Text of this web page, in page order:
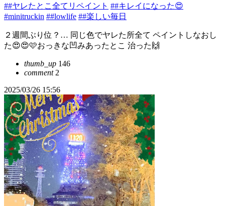
##ヤレたとこ全てリペイント ##キレイになった😍
#minitruckin ##lowlife ##楽しい毎日
２週間ぶり位？… 同じ色でヤレた所全て ペイントしなおし
た😍😍🩷おっきな凹みあったとこ 治った🙌
thumb_up 146
comment2
2025/03/26 15:56